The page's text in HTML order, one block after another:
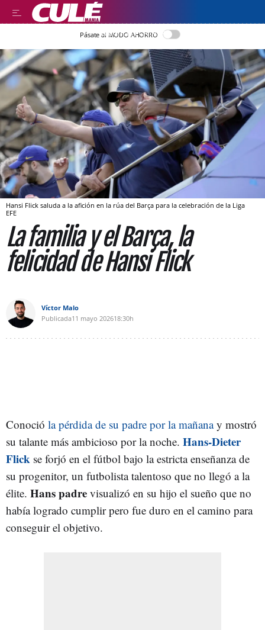
LLEGIR EN CATALÀ
Pásate al MODO AHORRO
Hansi Flick saluda a la afición en la rúa del Barça para la celebración de la Liga
EFE
La familia y el Barça, la
felicidad de Hansi Flick
Víctor Malo
Publicada11 mayo 202618:30h
Conoció la pérdida de su padre por la mañanay mostró
su talante más ambicioso por la noche. Hans-Dieter
Flick se forjó en el fútbol bajo la estricta enseñanza de
su progenitor, un futbolista talentoso que no llegó a la
élite. Hanspadre visualizó en su hijo el sueño que no
había logrado cumplir pero fue duro en el camino para
conseguir el objetivo.